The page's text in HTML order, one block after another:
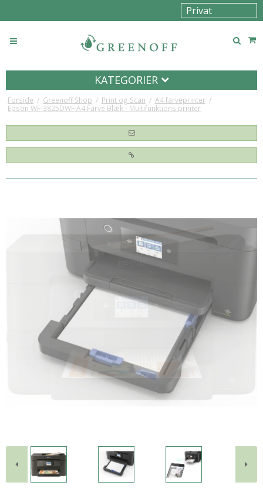
KATEGORIER
Forside / Greenoff Shop / Print og Scan / A4 farveprinter /
Epson WF-3825DWF A4 Farve Blæk - Multifunktions printer